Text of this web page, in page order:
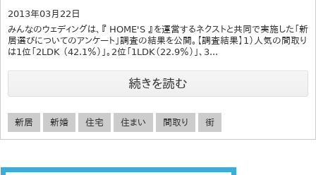
2013年03月22日
みんなのウェディングは、『 HOME'S 』を運営するネクストと共同で実施した「新
居選びについてのアンケート」調査の結果を公開。【調査結果】1）人気の間取り
は1位「2LDK （42.1％）」。2位「1LDK（22.9％）」、3...
続きを読む
新居 新婚 住宅 住まい 間取り 街